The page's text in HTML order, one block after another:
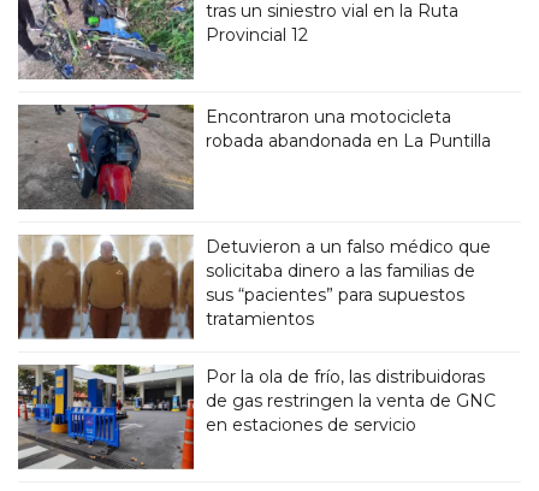
tras un siniestro vial en la Ruta
Provincial 12
Encontraron una motocicleta
robada abandonada en La Puntilla
Detuvieron a un falso médico que
solicitaba dinero a las familias de
sus “pacientes” para supuestos
tratamientos
Por la ola de frío, las distribuidoras
de gas restringen la venta de GNC
en estaciones de servicio